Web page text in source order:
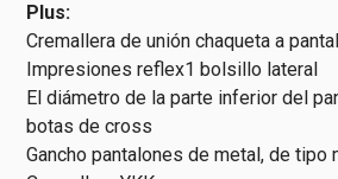
Plus:
Cremallera de unión chaqueta a
Impresiones reflex1 bolsillo lateral
El diámetro de la parte inferior del
botas de cross
Gancho pantalones de metal, de tipo